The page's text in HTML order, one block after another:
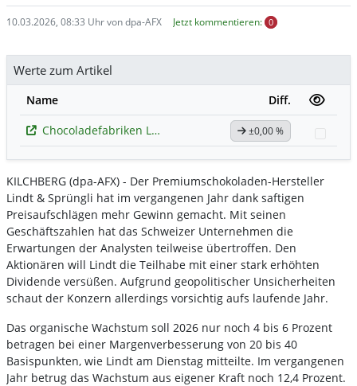
10.03.2026, 08:33 Uhr von dpa-AFX Jetzt kommentieren: 0
Werte zum Artikel
Name
Diff.
Chocoladefabriken Lindt & Spruengli
±0,00 %
KILCHBERG (dpa-AFX) - Der Premiumschokoladen-Hersteller
Lindt & Sprüngli hat im vergangenen Jahr dank saftigen
Preisaufschlägen mehr Gewinn gemacht. Mit seinen
Geschäftszahlen hat das Schweizer Unternehmen die
Erwartungen der Analysten teilweise übertroffen. Den
Aktionären will Lindt die Teilhabe mit einer stark erhöhten
Dividende versüßen. Aufgrund geopolitischer Unsicherheiten
schaut der Konzern allerdings vorsichtig aufs laufende Jahr.
Das organische Wachstum soll 2026 nur noch 4 bis 6 Prozent
betragen bei einer Margenverbesserung von 20 bis 40
Basispunkten, wie Lindt am Dienstag mitteilte. Im vergangenen
Jahr betrug das Wachstum aus eigener Kraft noch 12,4 Prozent.